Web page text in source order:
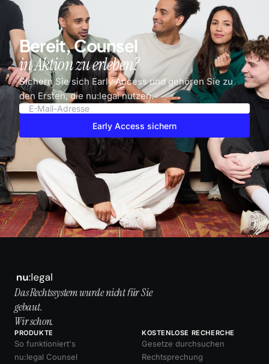
Bereit, Counsel
in Aktion zu erleben?
Sichern Sie sich Early Access und gehören Sie zu
den Ersten, die nu:legal nutzen.
Early Access sichern
Das Rechtssystem wurde nicht für Sie
gebaut.
Wir schon.
PRODUKTE
So funktioniert's
nu:legal Counsel
KOSTENLOSE RECHERCHE
Gesetze durchsuchen
Rechtsprechung